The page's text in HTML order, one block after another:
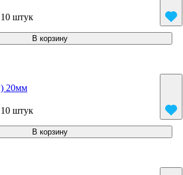
штук
В корзину
20мм
штук
В корзину